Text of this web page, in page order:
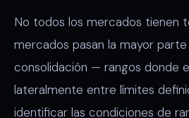
No todos los mercados tienen
mercados pasan la mayor
consolidación — rangos donde
lateralmente entre límites
identificar las condiciones de